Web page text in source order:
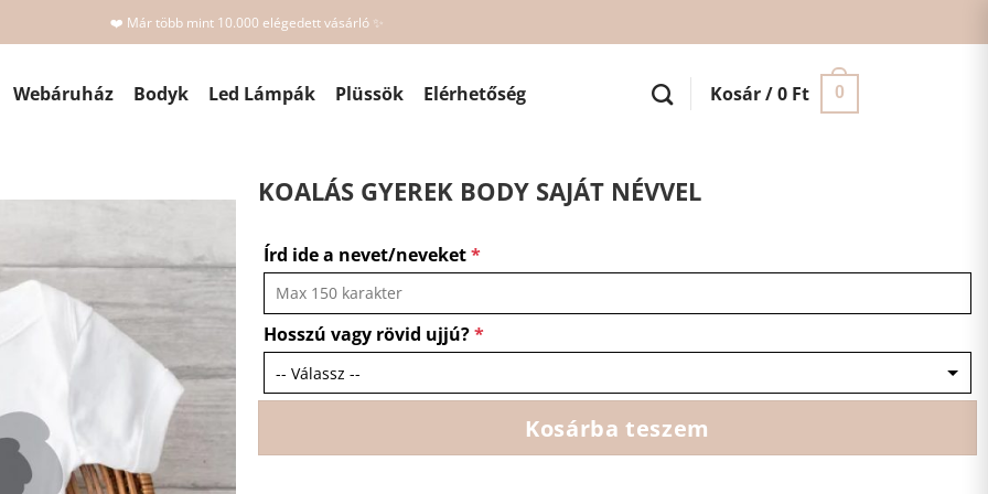
❤️ Már több mint 10.000 elégedett vásárló ✨
Webáruház Bodyk Led Lámpák Plüssök Elérhetőség Kosár /0 Ft 0
KOALÁS GYEREK BODY SAJÁT NÉVVEL
Írd ide a nevet/neveket*
Hosszú vagy rövid ujjú?*
Kosárba teszem